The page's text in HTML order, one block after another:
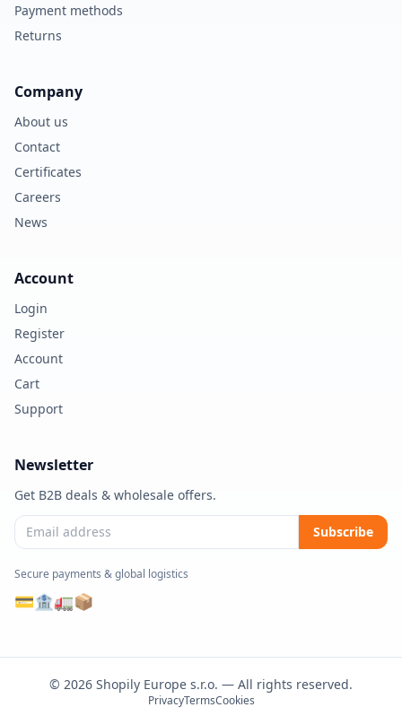
Payment methods
Returns
Company
About us
Contact
Certificates
Careers
News
Account
Login
Register
Account
Cart
Support
Newsletter
Get B2B deals & wholesale offers.
Subscribe
Secure payments & global logistics
💳🏦🚛📦
© 2026 Shopily Europe s.r.o. — All rights reserved.
PrivacyTermsCookies